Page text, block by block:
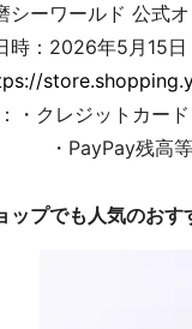
シーワールド 公式
時：2026年5月15
・クレジットカー
残高等・
ップでも人気のおす